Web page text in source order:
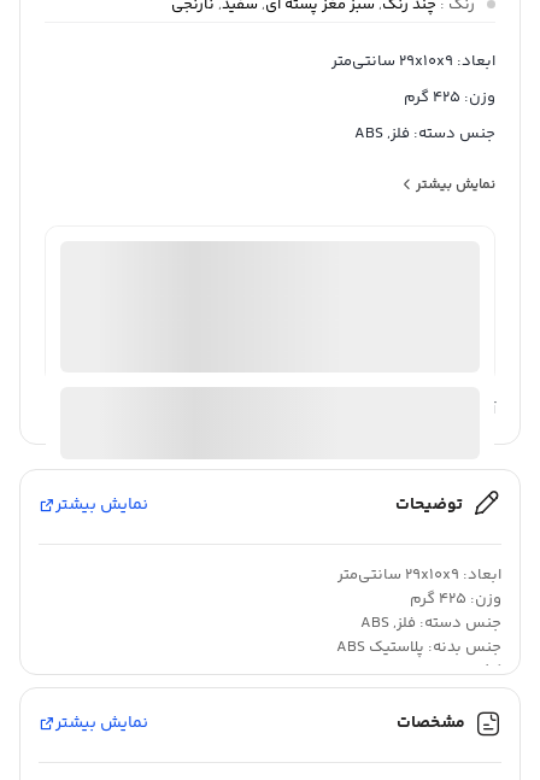
رنگ : چند رنگ, سبز مغز پسته ای, سفید, نارنجی
ابعاد: 29x10x9 سانتی‌متر
وزن: 425 گرم
جنس دسته: فلز, ABS
اقلام همراه: دو تیغه در دو سایز
نمایش بیشتر
آیا قیمت مناسب تری سراغ دارید؟
توضیحات نمایش بیشتر
ابعاد: 29x10x9 سانتی‌متر
وزن: 425 گرم
جنس دسته: فلز, ABS
جنس بدنه: پلاستیک ABS
کشور مبدا: ایران
اقلام همراه: دو تیغه در دو سایز
•خلال کن سیب زمینی ، وسیله ای کامل برای تهیه خلال سیب زمینی
مشخصات نمایش بیشتر